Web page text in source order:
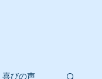
喜びの声